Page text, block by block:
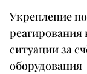
Укрепление
ситуации за
оборудования